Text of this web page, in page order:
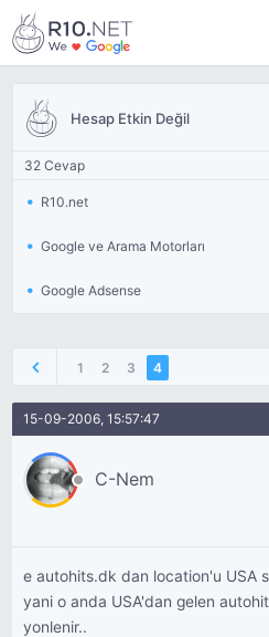
Hesap Etkin Değil
32 Cevap
R10.net
Google ve Arama Motorları
Google Adsense
1 2 3 4
15-09-2006, 15:57:47
C-Nem
e autohits.dk dan location'u USA
yani o anda USA'dan gelen
yonlenir..